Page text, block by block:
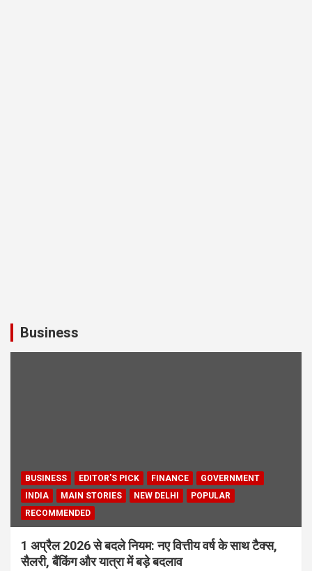
Business
BUSINESS EDITOR'S PICK FINANCE
GOVERNMENT
INDIA
MAIN STORIES NEW DELHI
POPULAR
RECOMMENDED
1 अप्रैल 2026 से बदले नियम: नए वित्तीय वर्ष के साथ टैक्स,
सैलरी, बैंकिंग और यात्रा में बड़े बदलाव